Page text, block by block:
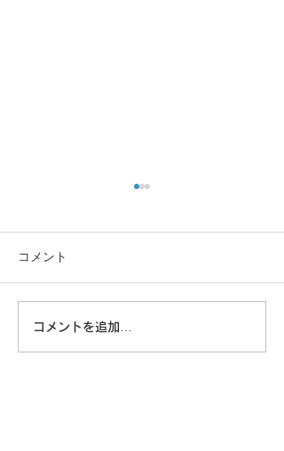
この重機…
コメント
コメントを追加…